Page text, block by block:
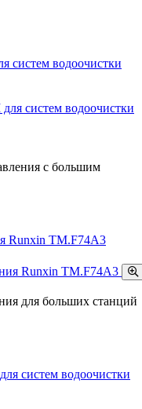
систем водоочистки
с большим
Runxin TM.F74A3
для больших станций
систем водоочистки